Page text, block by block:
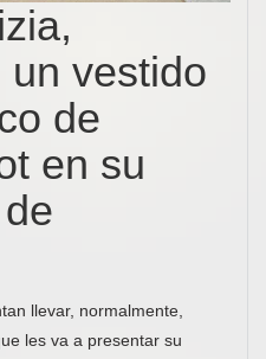
vestido
de
en su
llevar, normalmente,
les va a presentar su